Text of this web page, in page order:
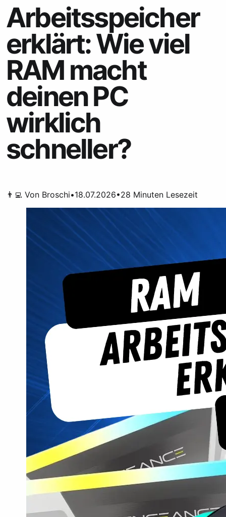
Arbeitsspeicher
erklärt: Wie viel
RAM macht
deinen PC
wirklich
schneller?
👨‍💻 Von Broschi•18.07.2026•28 Minuten Lesezeit